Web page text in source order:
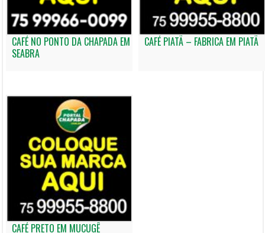
CAFÉ NO PONTO DA CHAPADA EM
SEABRA
CAFÉ PIATÃ – FABRICA EM PIATÃ
CAFÉ PRETO EM MUCUGÊ